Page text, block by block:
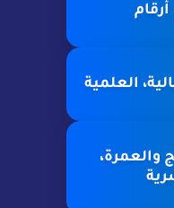
العلمية
والعمرة،